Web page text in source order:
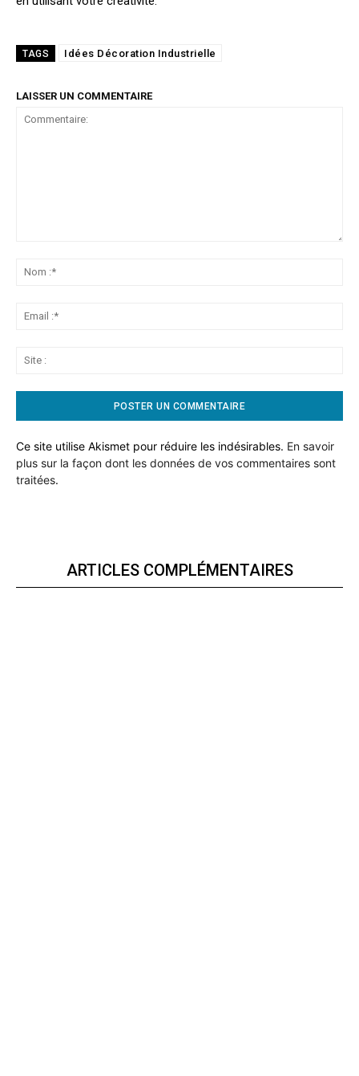
TAGS Idées Décoration Industrielle
LAISSER UN COMMENTAIRE
Ce site utilise Akismet pour réduire les indésirables. En savoir
plus sur la façon dont les données de vos commentaires sont
traitées.
ARTICLES COMPLÉMENTAIRES